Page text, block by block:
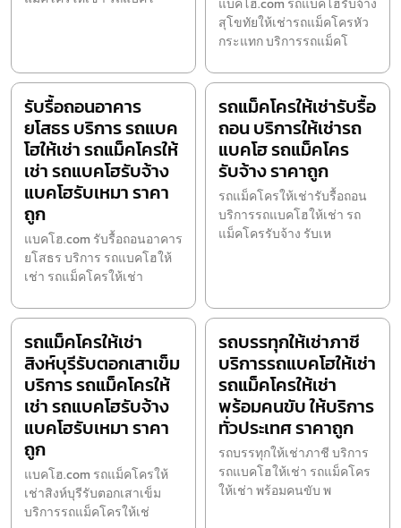
สุโขทัยให้เช่ารถแม็คโครหัว
กระแทก บริการรถแม็คโ
รับรื้อถอนอาคาร
ยโสธร บริการ รถแบค
โฮให้เช่า รถแม็คโครให้
เช่า รถแบคโฮรับจ้าง
แบคโฮรับเหมา ราคา
ถูก
แบคโฮ.com รับรื้อถอนอาคาร
ยโสธร บริการ รถแบคโฮให้
เช่า รถแม็คโครให้เช่า
รถแม็คโครให้เช่ารับรื้อ
ถอน บริการให้เช่ารถ
แบคโฮ รถแม็คโคร
รับจ้าง ราคาถูก
รถแม็คโครให้เช่ารับรื้อถอน
บริการรถแบคโฮให้เช่า รถ
แม็คโครรับจ้าง รับเห
รถแม็คโครให้เช่า
สิงห์บุรีรับตอกเสาเข็ม
บริการ รถแม็คโครให้
เช่า รถแบคโฮรับจ้าง
แบคโฮรับเหมา ราคา
ถูก
แบคโฮ.com รถแม็คโครให้
เช่าสิงห์บุรีรับตอกเสาเข็ม
บริการรถแม็คโครให้เช่
รถบรรทุกให้เช่าภาชี
บริการรถแบคโฮให้เช่า
รถแม็คโครให้เช่า
พร้อมคนขับ ให้บริการ
ทั่วประเทศ ราคาถูก
รถบรรทุกให้เช่าภาชี บริการ
รถแบคโฮให้เช่า รถแม็คโคร
ให้เช่า พร้อมคนขับ พ